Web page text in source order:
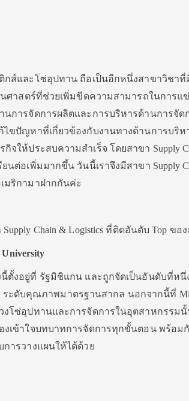
กส์และโซ่อุปทาน ถือเป็นอีกหนึ่งสาขาวิชา
นศาสตร์ที่ช่วยเพิ่มขีดความสามารถในการ
นการจัดการผลิตและการบริหารด้านการจั
ไขปัญหาที่เกี่ยวข้องกับงานทางด้านการบริ
จให้ประสบความสำเร็จ โดยสาขา Supply
นต่อเพิ่มมากขึ้น วันนี้เราจึงมีสาขา Supply
มริกามาฝากกันค่ะ
Chain & Logistics ที่ติดอันดับ Top ข
University
ตั้งอยู่ที่ รัฐมิชิแกน และถูกจัดเป็นอันดับที่หนึ่
ระดับคุณภาพมาตรฐานสากล นอกจากนี้ที่
งโซ่อุปทานและการจัดการในอุตสาหกรรมนั้
งเข้าใจบทบาทการจัดการทุกขั้นตอน พร้อม
การวางแผนให้ได้ด้วย